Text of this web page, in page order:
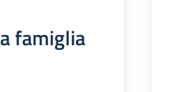
famiglia